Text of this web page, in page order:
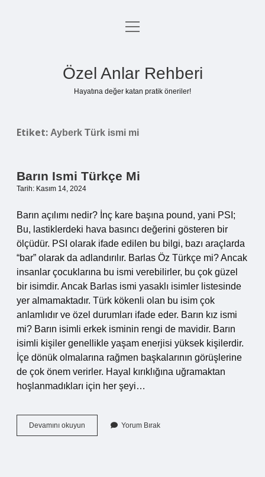
Anasayfa
menüyü
Özel Anlar Rehberi
Hayatına değer katan pratik öneriler!
Etiket: Ayberk Türk ismi mi
Barın Ismi Türkçe Mi
Tarih: Kasım 14, 2024
Barın açılımı nedir? İnç kare başına pound, yani PSI;
Bu, lastiklerdeki hava basıncı değerini gösteren bir
ölçüdür. PSI olarak ifade edilen bu bilgi, bazı araçlarda
“bar” olarak da adlandırılır. Barlas Öz Türkçe mi? Ancak
insanlar çocuklarına bu ismi verebilirler, bu çok güzel
bir isimdir. Ancak Barlas ismi yasaklı isimler listesinde
yer almamaktadır. Türk kökenli olan bu isim çok
anlamlıdır ve özel durumları ifade eder. Barın kız ismi
mi? Barın isimli erkek isminin rengi de mavidir. Barın
isimli kişiler genellikle yaşam enerjisi yüksek kişilerdir.
İçe dönük olmalarına rağmen başkalarının görüşlerine
de çok önem verirler. Hayal kırıklığına uğramaktan
hoşlanmadıkları için her şeyi…
Devamını okuyun
Ismi
Yorum Bırak